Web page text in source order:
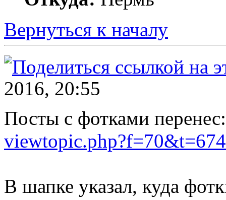
Вернуться к началу
2016, 20:55
Посты с фотками перенес:
viewtopic.php?f=70&t=674
В шапке указал, куда